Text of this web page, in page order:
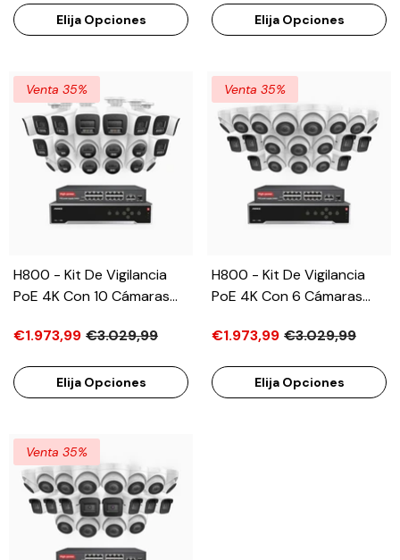
Nocturna A Color E
Infrarrojos, Detección De
Micrófono Integrado,
Ángulo De Visión 96º
Elija Opciones
A Color E Infrarrojos,
Detección De Humanos Y
Integrado, Ángulo De
Visión 96º
Elija Opciones
Venta 35%
H800 - Kit De Vigilancia
PoE 4K Con 10 Cámaras
Y Videograbador NVR De
Nocturna A Color E
Infrarrojos, Detección De
Micrófono Integrado,
Ángulo De Visión 96º
€1.973,99 €3.029,99
Elija Opciones
Venta 35%
H800 - Kit De Vigilancia
PoE 4K Con 6 Cámaras
Y Videograbador NVR De
Nocturna A Color E
Infrarrojos, Detección De
€1.973,99 €3.029,99
Elija Opciones
Venta 35%